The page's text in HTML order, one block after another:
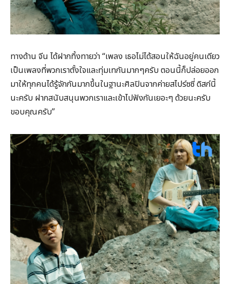
ทางด้าน จีน ได้ฝากทิ้งทายว่า “เพลง เธอไม่ได้สอนให้ฉันอยู่คนเดียว
เป็นเพลงที่พวกเราตั้งใจและทุ่มเทกันมากๆครับ ตอนนี้ก็ปล่อยออก
มาให้ทุกคนได้รู้จักกันมากขึ้นในฐานะศิลปินจากค่ายสไปร์ซซี่ ดิสก์นี้
นะครับ ฝากสนับสนุนพวกเราและเข้าไปฟังกันเยอะๆ ด้วยนะครับ
ขอบคุณครับ”